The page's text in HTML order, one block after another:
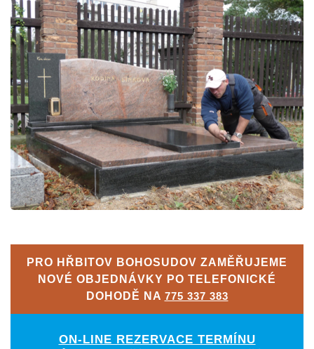
PRO HŘBITOV BOHOSUDOV ZAMĚŘUJEME
NOVÉ OBJEDNÁVKY PO TELEFONICKÉ
DOHODĚ NA 775 337 383
ON-LINE REZERVACE TERMÍNU